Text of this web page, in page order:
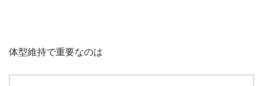
体型維持で重要なのは